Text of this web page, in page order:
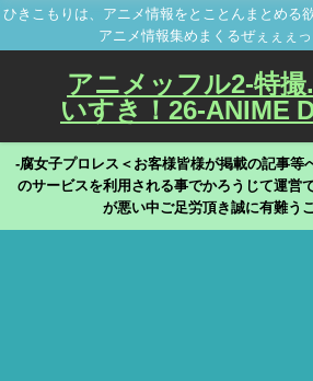
ひきこもりは、アニメ情報をとことんまとめる
アニメ情報集めまくるぜぇぇぇっ
アニメッフル2-特
いすき！26-ANIME
-腐女子プロレス＜お客様皆様が掲載の記事等
のサービスを利用される事でかろうじて運営
が悪い中ご足労頂き誠に有難う